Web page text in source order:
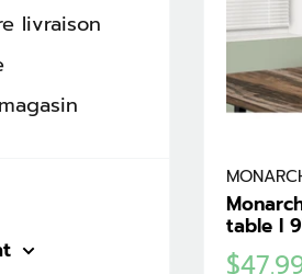
livraison
table I
Prix